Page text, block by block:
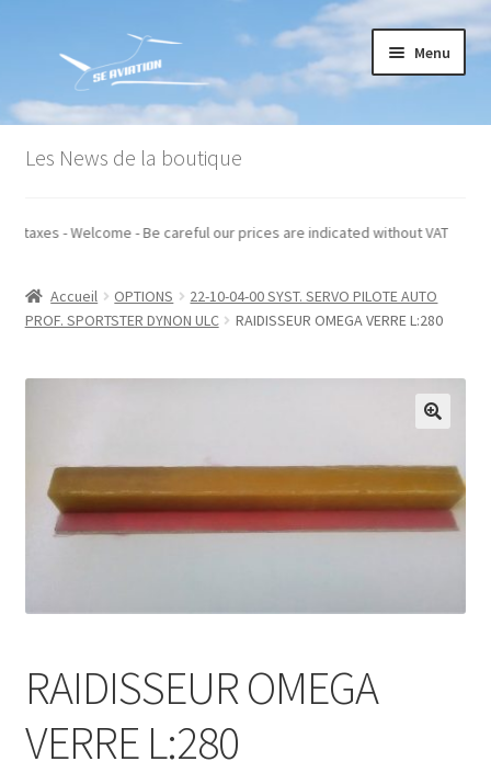
la
navigation
contenu
Menu
Accueil
Conditions générales de vente
Mon compte
Recommandations techniques
Les News de la boutique
taxes - Welcome - Be careful our prices are indicated without VAT
Accueil OPTIONS
22-10-04-00 SYST. SERVO PILOTE AUTO
PROF. SPORTSTER DYNON ULC
RAIDISSEUR OMEGA VERRE L:280
RAIDISSEUR OMEGA
VERRE L:280